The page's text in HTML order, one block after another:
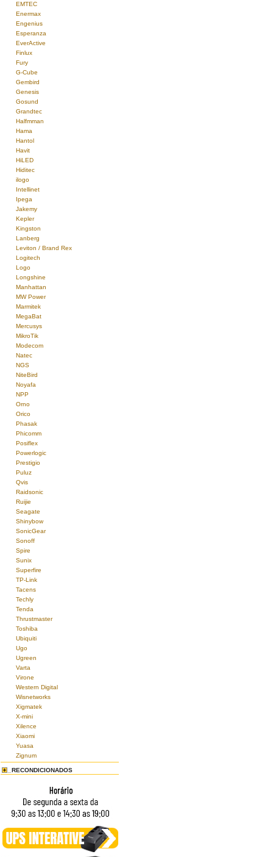
EMTEC
Enermax
Engenius
Esperanza
EverActive
Finlux
Fury
G-Cube
Gembird
Genesis
Gosund
Grandtec
Halfmman
Hama
Hantol
Havit
HiLED
Hiditec
ilogo
Intellinet
Ipega
Jakemy
Kepler
Kingston
Lanberg
Leviton / Brand Rex
Logitech
Logo
Longshine
Manhattan
MW Power
Marmitek
MegaBat
Mercusys
MikroTik
Modecom
Natec
NGS
NiteBird
Noyafa
NPP
Orno
Orico
Phasak
Phicomm
Posiflex
Powerlogic
Prestigio
Puluz
Qvis
Raidsonic
Ruijie
Seagate
Shinybow
SonicGear
Sonoff
Spire
Sunix
Superfire
TP-Link
Tacens
Techly
Tenda
Thrustmaster
Toshiba
Ubiquiti
Ugo
Ugreen
Varta
Virone
Western Digital
Wisnetworks
Xigmatek
X-mini
Xilence
Xiaomi
Yuasa
Zignum
RECONDICIONADOS